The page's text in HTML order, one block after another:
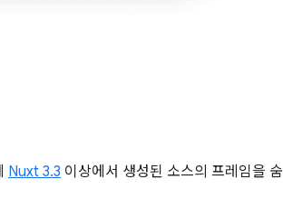
Nuxt 3.3 이상에서 생성된 소스의 프레임을 숨